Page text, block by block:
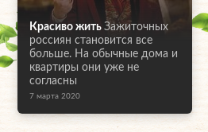
Красиво жить Зажиточных
россиян становится все
больше. На обычные дома и
квартиры они уже не
согласны
7 марта 2020